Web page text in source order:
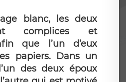
blanc, les deux
complices et
que l’un d’eux
papiers. Dans un
des deux époux